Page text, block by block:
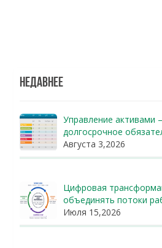
НЕДАВНЕЕ
Управление активами
долгосрочное
Августа 3,2026
Цифровая
объединять потоки
Июля 15,2026